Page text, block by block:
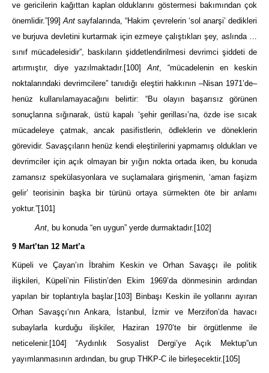
ve gericilerin kağıttan kaplan olduklarını göstermesi bakımından çok
önemlidir.”[99] Ant sayfalarında, “Hakim çevrelerin ‘sol anarşi’ dedikleri
ve burjuva devletini kurtarmak için ezmeye çalıştıkları şey, aslında …
sınıf mücadelesidir”, baskıların şiddetlendirilmesi devrimci şiddeti de
artırmıştır, diye yazılmaktadır. [100] Ant, “mücadelenin en keskin
noktalarındaki devrimcilere” tanıdığı eleştiri hakkının –Nisan 1971’de–
henüz kullanılamayacağını belirtir: “Bu olayın başarısız görünen
sonuçlarına sığınarak, üstü kapalı ‘şehir gerillası’na, özde ise sıcak
mücadeleye çatmak, ancak pasifistlerin, ödleklerin ve döneklerin
görevidir. Savaşçıların henüz kendi eleştirilerini yapmamış oldukları ve
devrimciler için açık olmayan bir yığın nokta ortada iken, bu konuda
zamansız spekülasyonlara ve suçlamalara girişmenin, ‘aman faşizm
gelir’ teorisinin başka bir türünü ortaya sürmekten öte bir anlamı
yoktur.”[101]
Ant, bu konuda “en uygun” yerde durmaktadır. [102]
9 Mart’tan 12 Mart’a
Küpeli ve Çayan’ın İbrahim Keskin ve Orhan Savaşçı ile politik
ilişkileri, Küpeli’nin Filistin’den Ekim 1969’da dönmesinin ardından
yapılan bir toplantıyla başlar. [103]
Binbaşı Keskin ile yollarını ayıran
Orhan Savaşçı’nın Ankara, İstanbul, İzmir ve Merzifon’da havacı
subaylarla kurduğu ilişkiler, Haziran 1970’te bir örgütlenme ile
neticelenir. [104]
“Aydınlık Sosyalist Dergi’ye Açık Mektup”un
yayımlanmasının ardından, bu grup THKP-C ile birleşecektir. [105]